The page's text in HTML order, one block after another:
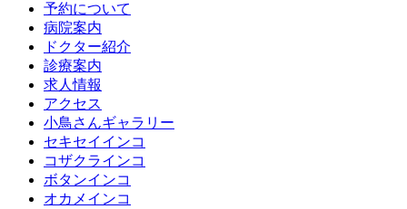
予約について
病院案内
ドクター紹介
診療案内
求人情報
アクセス
小鳥さんギャラリー
セキセイインコ
コザクラインコ
ボタンインコ
オカメインコ